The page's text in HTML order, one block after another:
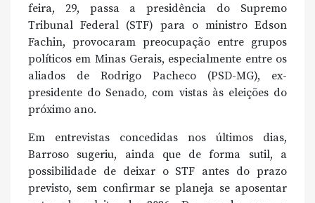
feira, 29, passa a presidência do Supremo
Tribunal Federal (STF) para o ministro Edson
Fachin, provocaram preocupação entre grupos
políticos em Minas Gerais, especialmente entre os
aliados de Rodrigo Pacheco (PSD-MG), ex-
presidente do Senado, com vistas às eleições do
próximo ano.
Em entrevistas concedidas nos últimos dias,
Barroso sugeriu, ainda que de forma sutil, a
possibilidade de deixar o STF antes do prazo
previsto, sem confirmar se planeja se aposentar